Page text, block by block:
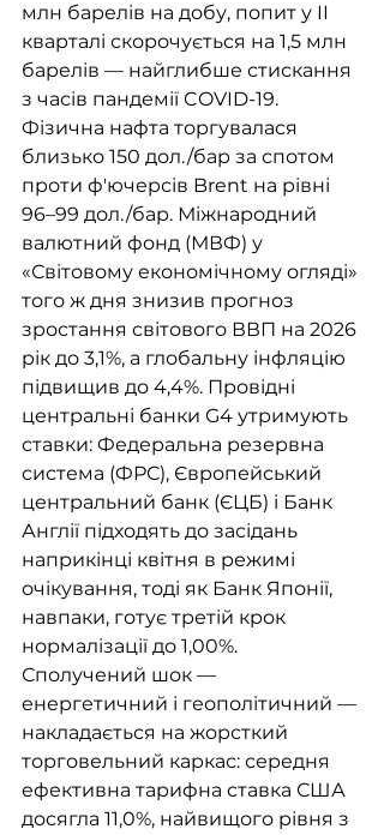
млн барелів на добу, попит у II
кварталі скорочується на 1,5 млн
барелів — найглибше стискання
з часів пандемії COVID-19.
Фізична нафта торгувалася
близько 150 дол./бар за спотом
проти ф'ючерсів Brent на рівні
96–99 дол./бар. Міжнародний
валютний фонд (МВФ) у
«Світовому економічному огляді»
того ж дня знизив прогноз
зростання світового ВВП на 2026
рік до 3,1%, а глобальну інфляцію
підвищив до 4,4%. Провідні
центральні банки G4 утримують
ставки: Федеральна резервна
система (ФРС), Європейський
центральний банк (ЄЦБ) і Банк
Англії підходять до засідань
наприкінці квітня в режимі
очікування, тоді як Банк Японії,
навпаки, готує третій крок
нормалізації до 1,00%.
Сполучений шок —
енергетичний і геополітичний —
накладається на жорсткий
торговельний каркас: середня
ефективна тарифна ставка США
досягла 11,0%, найвищого рівня з